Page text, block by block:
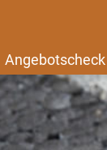
Angebotscheck